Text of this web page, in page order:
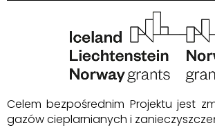
Celem bezpośrednim Projektu jest
gazów cieplarnianych i